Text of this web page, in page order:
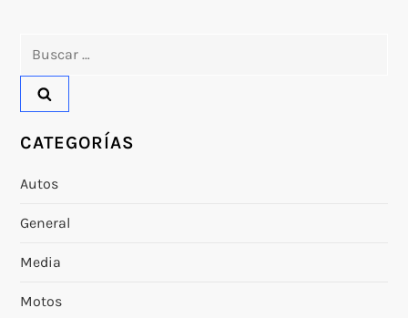
a
c
n
d
CATEGORÍAS
Autos
General
Media
Motos